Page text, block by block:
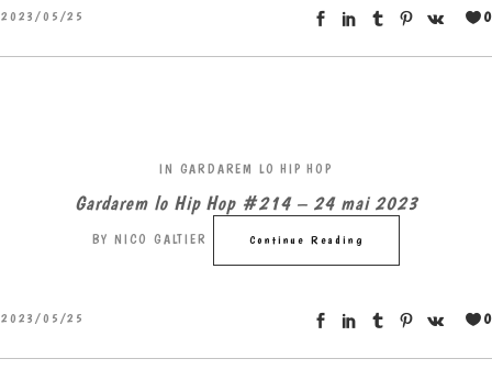
2023/05/25 0
IN GARDAREM LO HIP HOP
Gardarem lo Hip Hop #214 – 24 mai 2023
BY NICO GALTIER Continue Reading
2023/05/25 0